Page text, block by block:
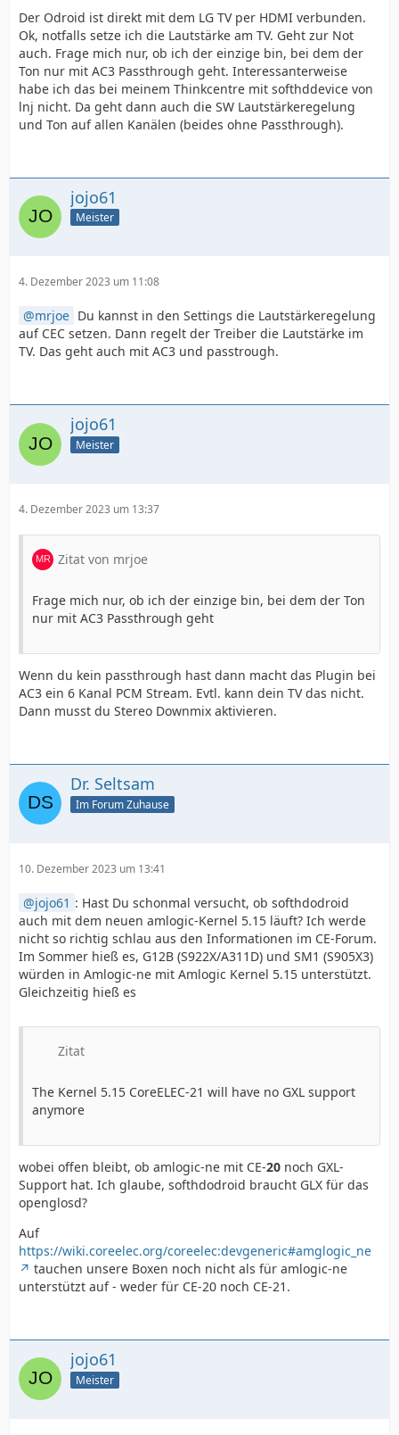
Der Odroid ist direkt mit dem LG TV per HDMI verbunden.
Ok, notfalls setze ich die Lautstärke am TV. Geht zur Not
auch. Frage mich nur, ob ich der einzige bin, bei dem der
Ton nur mit AC3 Passthrough geht. Interessanterweise
habe ich das bei meinem Thinkcentre mit softhddevice von
lnj nicht. Da geht dann auch die SW Lautstärkeregelung
und Ton auf allen Kanälen (beides ohne Passthrough).
jojo61
Meister
4. Dezember 2023 um 11:08
mrjoe Du kannst in den Settings die Lautstärkeregelung
auf CEC setzen. Dann regelt der Treiber die Lautstärke im
TV. Das geht auch mit AC3 und passtrough.
jojo61
Meister
4. Dezember 2023 um 13:37
Zitat von mrjoe
Frage mich nur, ob ich der einzige bin, bei dem der Ton
nur mit AC3 Passthrough geht
Wenn du kein passthrough hast dann macht das Plugin bei
AC3 ein 6 Kanal PCM Stream. Evtl. kann dein TV das nicht.
Dann musst du Stereo Downmix aktivieren.
Dr. Seltsam
Im Forum Zuhause
10. Dezember 2023 um 13:41
jojo61 : Hast Du schonmal versucht, ob softhdodroid
auch mit dem neuen amlogic-Kernel 5.15 läuft? Ich werde
nicht so richtig schlau aus den Informationen im CE-Forum.
Im Sommer hieß es, G12B (S922X/A311D) und SM1 (S905X3)
würden in Amlogic-ne mit Amlogic Kernel 5.15 unterstützt.
Gleichzeitig hieß es
Zitat
The Kernel 5.15 CoreELEC-21 will have no GXL support
anymore
wobei offen bleibt, ob amlogic-ne mit CE-20 noch GXL-
Support hat. Ich glaube, softhdodroid braucht GLX für das
openglosd?
Auf
https://wiki.coreelec.org/coreelec:devgeneric#amglogic_ne
tauchen unsere Boxen noch nicht als für amlogic-ne
unterstützt auf - weder für CE-20 noch CE-21.
jojo61
Meister